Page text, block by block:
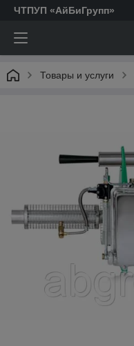
ЧТПУП «АйБиГрупп»
Товары и услуги